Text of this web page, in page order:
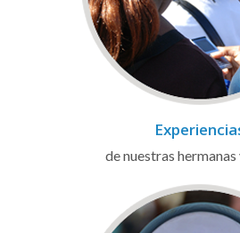
de nuestras